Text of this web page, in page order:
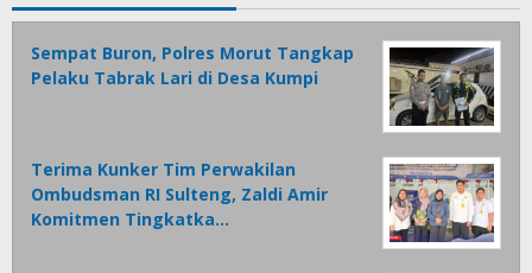
Sempat Buron, Polres Morut Tangkap
Pelaku Tabrak Lari di Desa Kumpi
Terima Kunker Tim Perwakilan
Ombudsman RI Sulteng, Zaldi Amir
Komitmen Tingkatka…